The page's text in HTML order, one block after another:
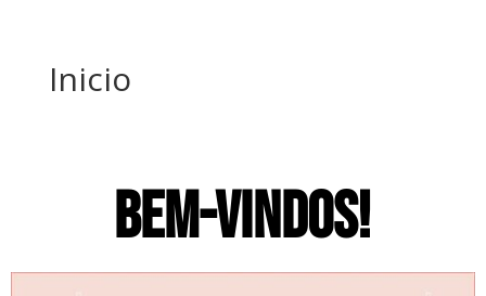
Inicio
BEM-VINDOS!